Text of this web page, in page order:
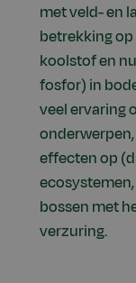
met veld- en
betrekking
koolstof en
fosfor) in
veel ervaring
effecten op
bossen met
verzuring.